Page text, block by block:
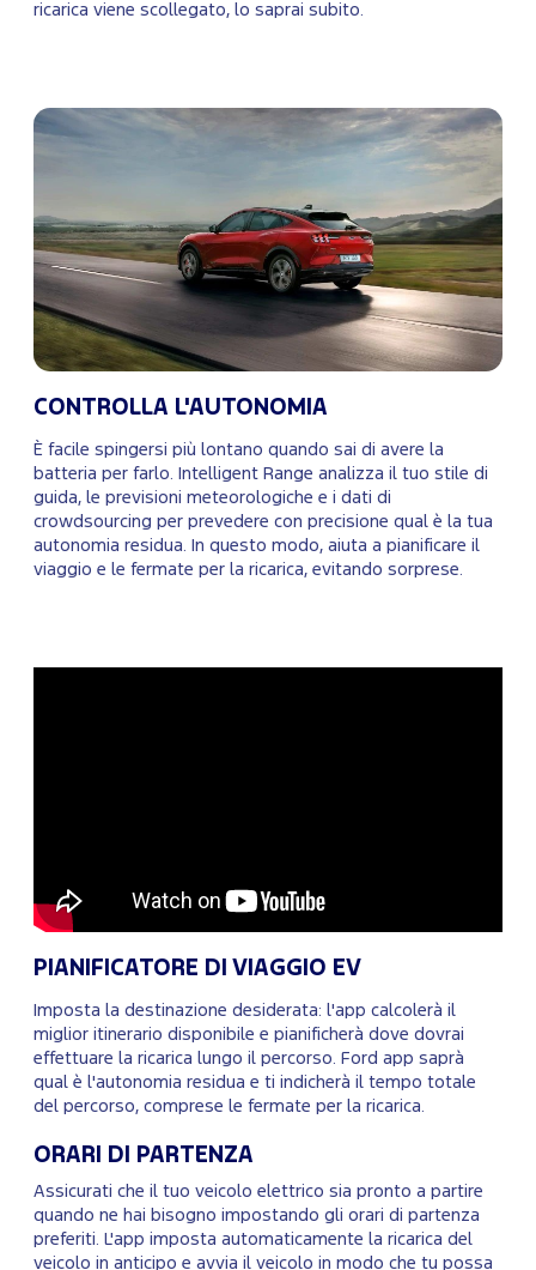
ricarica viene scollegato, lo saprai subito.
CONTROLLA L'AUTONOMIA
È facile spingersi più lontano quando sai di avere la
batteria per farlo. Intelligent Range analizza il tuo stile di
guida, le previsioni meteorologiche e i dati di
crowdsourcing per prevedere con precisione qual è la tua
autonomia residua. In questo modo, aiuta a pianificare il
viaggio e le fermate per la ricarica, evitando sorprese.
PIANIFICATORE DI VIAGGIO EV
Imposta la destinazione desiderata: l'app calcolerà il
miglior itinerario disponibile e pianificherà dove dovrai
effettuare la ricarica lungo il percorso. Ford app saprà
qual è l'autonomia residua e ti indicherà il tempo totale
del percorso, comprese le fermate per la ricarica.
ORARI DI PARTENZA
Assicurati che il tuo veicolo elettrico sia pronto a partire
quando ne hai bisogno impostando gli orari di partenza
preferiti. L'app imposta automaticamente la ricarica del
veicolo in anticipo e avvia il veicolo in modo che tu possa